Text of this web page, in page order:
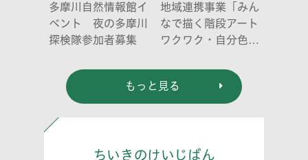
多摩川自然情報館イ
ベント 夜の多摩川
探検隊参加者募集
地域連携事業「みん
なで描く階段アート
ワクワク・自分色の
もっと見る
ちいきのけいじばん